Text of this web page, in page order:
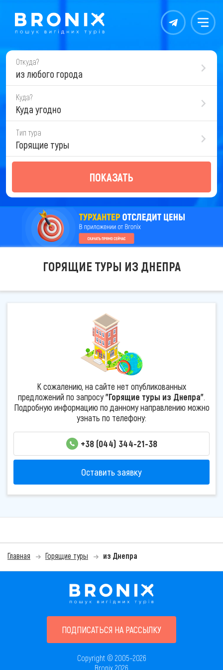
Контакты Меню
Откуда?
из любого города
Куда?
Куда угодно
Тип тура
Горящие туры
ПОКАЗАТЬ
ГОРЯЩИЕ ТУРЫ ИЗ ДНЕПРА
К сожалению, на сайте нет опубликованных
предложений по запросу"Горящие туры из Днепра".
Подробную информацию по данному направлению можно
узнать по телефону:
+38 (044) 344-21-38
Оставить заявку
Главная Горящие туры из Днепра
ПОДПИСАТЬСЯ НА РАССЫЛКУ
Copyright © 2005–2026
Bronix 2026